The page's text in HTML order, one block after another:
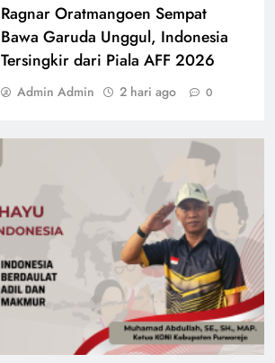
Ragnar Oratmangoen Sempat
Bawa Garuda Unggul, Indonesia
Tersingkir dari Piala AFF 2026
Admin Admin 2 hari ago 0